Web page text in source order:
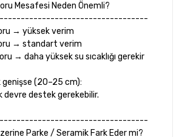
Mesafesi Neden Önemli?
→ yüksek verim
→ standart verim
→ daha yüksek su sıcaklığı gerekir
genişse (20–25 cm):
destek gerekebilir.
Parke / Seramik Fark Eder mi?